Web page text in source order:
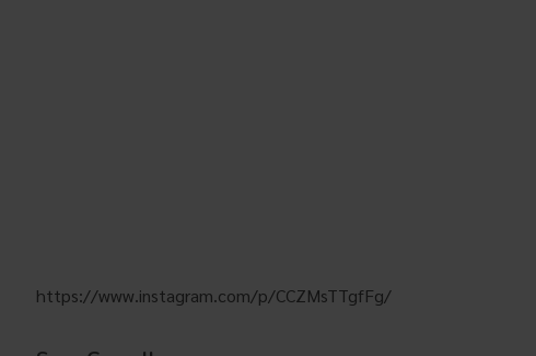
https://www.instagram.com/p/CCZMsTTgfFg/